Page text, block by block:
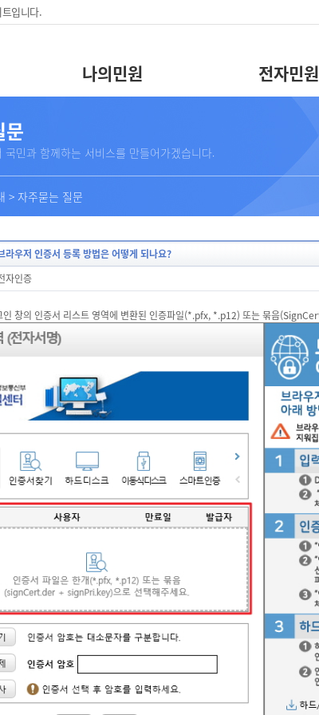
입니다.
나의민원 전자민
문
국민과 함께하는 서비스를 만들어가겠습니다.
> 자주묻는 질문
라우저 인증서 등록 방법은 어떻게 되나요?
자인증
인 창의 인증서 리스트 영역에 변환된 인증파일(*.pfx, *.p12) 또는 묶음